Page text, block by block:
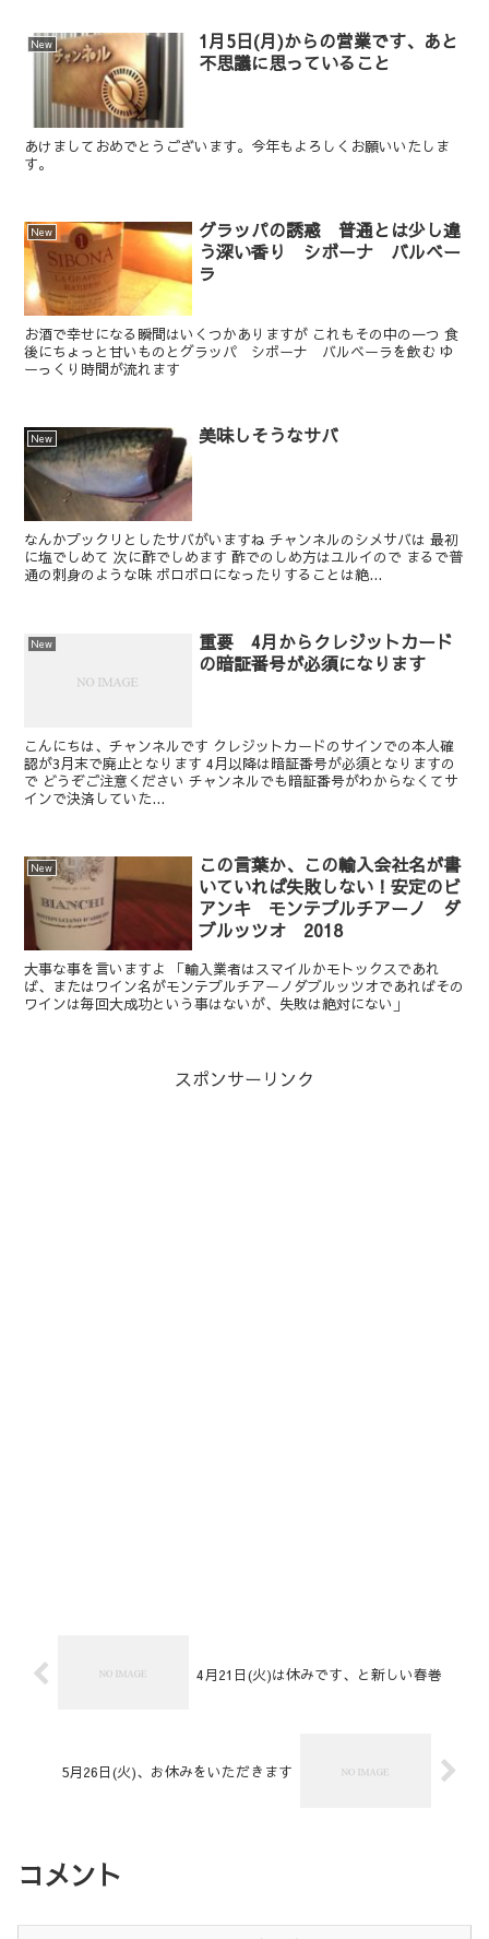
New
1月5日(月)からの営業です、あと
不思議に思っていること
あけましておめでとうございます。今年もよろしくお願いいたしま
す。
New
グラッパの誘惑 普通とは少し違
う深い香り シボーナ バルベー
ラ
お酒で幸せになる瞬間はいくつかありますが これもその中の一つ 食
後にちょっと甘いものとグラッパ シボーナ バルベーラを飲む ゆ
ーっくり時間が流れます
New 美味しそうなサバ
なんかプックリとしたサバがいますね チャンネルのシメサバは 最初
に塩でしめて 次に酢でしめます 酢でのしめ方はユルイので まるで普
通の刺身のような味 ボロボロになったりすることは絶...
New
重要 4月からクレジットカード
の暗証番号が必須になります
こんにちは、チャンネルです クレジットカードのサインでの本人確
認が3月末で廃止となります 4月以降は暗証番号が必須となりますの
で どうぞご注意ください チャンネルでも暗証番号がわからなくてサ
インで決済していた...
New
この言葉か、この輸入会社名が書
いていれば失敗しない！安定のビ
アンキ モンテプルチアーノ ダ
ブルッツオ 2018
大事な事を言いますよ 「輸入業者はスマイルかモトックスであれ
ば、またはワイン名がモンテプルチアーノダブルッツオであればその
ワインは毎回大成功という事はないが、失敗は絶対にない」
スポンサーリンク
4月21日(火)は休みです、と新しい春巻
5月26日(火)、お休みをいただきます
コメント